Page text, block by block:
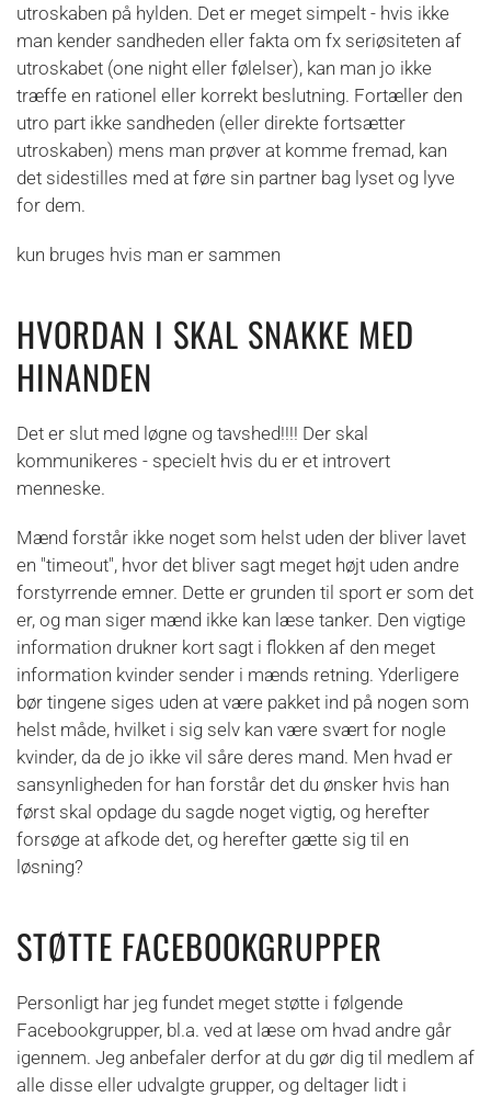
utroskaben på hylden. Det er meget simpelt - hvis ikke
man kender sandheden eller fakta om fx seriøsiteten af
utroskabet (one night eller følelser), kan man jo ikke
træffe en rationel eller korrekt beslutning. Fortæller den
utro part ikke sandheden (eller direkte fortsætter
utroskaben) mens man prøver at komme fremad, kan
det sidestilles med at føre sin partner bag lyset og lyve
for dem.
kun bruges hvis man er sammen
HVORDAN I SKAL SNAKKE MED
HINANDEN
Det er slut med løgne og tavshed!!!! Der skal
kommunikeres - specielt hvis du er et introvert
menneske.
Mænd forstår ikke noget som helst uden der bliver lavet
en "timeout", hvor det bliver sagt meget højt uden andre
forstyrrende emner. Dette er grunden til sport er som det
er, og man siger mænd ikke kan læse tanker. Den vigtige
information drukner kort sagt i flokken af den meget
information kvinder sender i mænds retning. Yderligere
bør tingene siges uden at være pakket ind på nogen som
helst måde, hvilket i sig selv kan være svært for nogle
kvinder, da de jo ikke vil såre deres mand. Men hvad er
sansynligheden for han forstår det du ønsker hvis han
først skal opdage du sagde noget vigtig, og herefter
forsøge at afkode det, og herefter gætte sig til en
løsning?
STØTTE FACEBOOKGRUPPER
Personligt har jeg fundet meget støtte i følgende
Facebookgrupper, bl.a. ved at læse om hvad andre går
igennem. Jeg anbefaler derfor at du gør dig til medlem af
alle disse eller udvalgte grupper, og deltager lidt i